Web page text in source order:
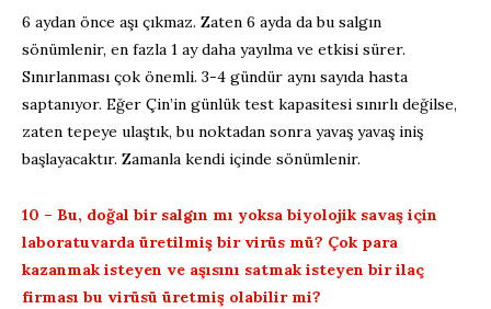
6 aydan önce aşı çıkmaz. Zaten 6 ayda da bu salgın
sönümlenir, en fazla 1 ay daha yayılma ve etkisi sürer.
Sınırlanması çok önemli. 3-4 gündür aynı sayıda hasta
saptanıyor. Eğer Çin’in günlük test kapasitesi sınırlı değilse,
zaten tepeye ulaştık, bu noktadan sonra yavaş yavaş iniş
başlayacaktır. Zamanla kendi içinde sönümlenir.
10 – Bu, doğal bir salgın mı yoksa biyolojik savaş için
laboratuvarda üretilmiş bir virüs mü? Çok para
kazanmak isteyen ve aşısını satmak isteyen bir ilaç
firması bu virüsü üretmiş olabilir mi?